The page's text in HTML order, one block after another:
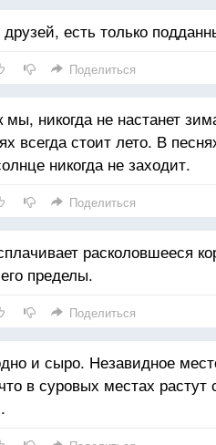
есть только
Поделиться
мы, никогда не настанет
всегда стоит лето. В
никогда не заходит.
Поделиться
расколовшееся
пределы.
Поделиться
и сыро. Незавидное
в суровых местах